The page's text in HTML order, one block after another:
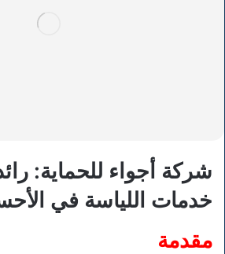
شركة أجواء للحماية:
خدمات اللياسة في
مقدمة